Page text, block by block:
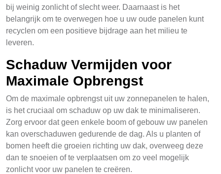
bij weinig zonlicht of slecht weer. Daarnaast is het
belangrijk om te overwegen hoe u uw oude panelen kunt
recyclen om een positieve bijdrage aan het milieu te
leveren.
Schaduw Vermijden voor
Maximale Opbrengst
Om de maximale opbrengst uit uw zonnepanelen te halen,
is het cruciaal om schaduw op uw dak te minimaliseren.
Zorg ervoor dat geen enkele boom of gebouw uw panelen
kan overschaduwen gedurende de dag. Als u planten of
bomen heeft die groeien richting uw dak, overweeg deze
dan te snoeien of te verplaatsen om zo veel mogelijk
zonlicht voor uw panelen te creëren.